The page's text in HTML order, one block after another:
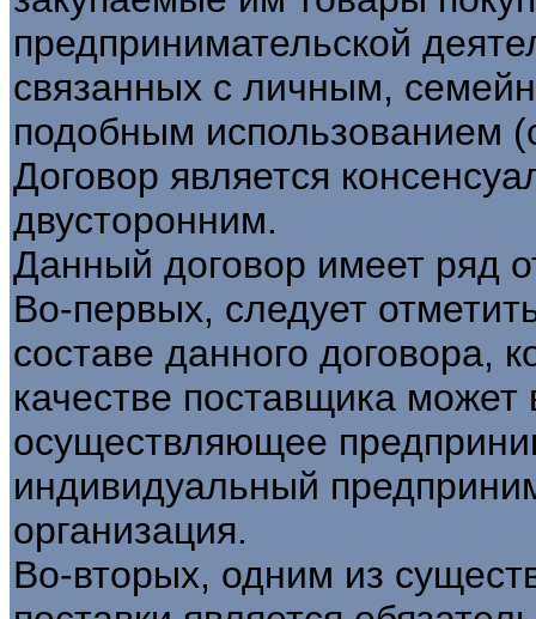
предпринимательской
связанных с личным,
подобным использованием
Договор является
двусторонним.
Данный договор имеет ряд
Во-первых, следует
составе данного договора,
качестве поставщика может
осуществляющее
индивидуальный
организация.
Во-вторых, одним из